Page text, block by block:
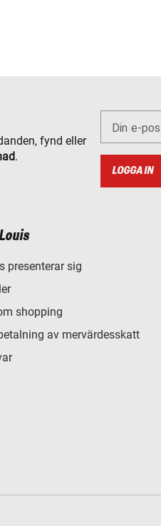
fynd eller
.
Din e-
LOGGA IN
presenterar sig
shopping
av mervärdesskatt